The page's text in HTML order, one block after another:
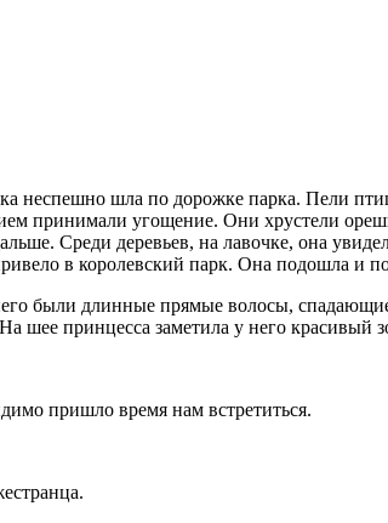
неспешно шла по дорожке парка. Пели
принимали угощение. Они хрустели
Среди деревьев, на лавочке, она
в королевский парк. Она подошла и
были длинные прямые волосы,
шее принцесса заметила у него красивый
пришло время нам встретиться.